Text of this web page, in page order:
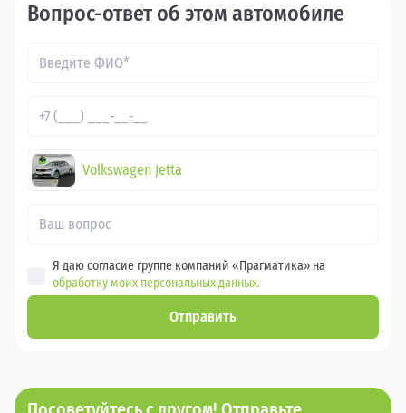
Вопрос-ответ об этом автомобиле
Volkswagen Jetta
Я даю согласие группе компаний «Прагматика» на
обработку моих персональных данных.
Отправить